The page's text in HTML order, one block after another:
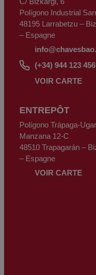
d'une photocopie de sa
C/Bizkargi, 6 Polígono
Espagne ou par le biais de
Polígono Industrial
48195 Larrabetzu –
– Espagne
(+34) 944 123 456
VOIR CARTE
ENTREPÔT
Polígono Trápaga-
Manzana 12-C
48510 Trapagarán –
– Espagne
VOIR CARTE